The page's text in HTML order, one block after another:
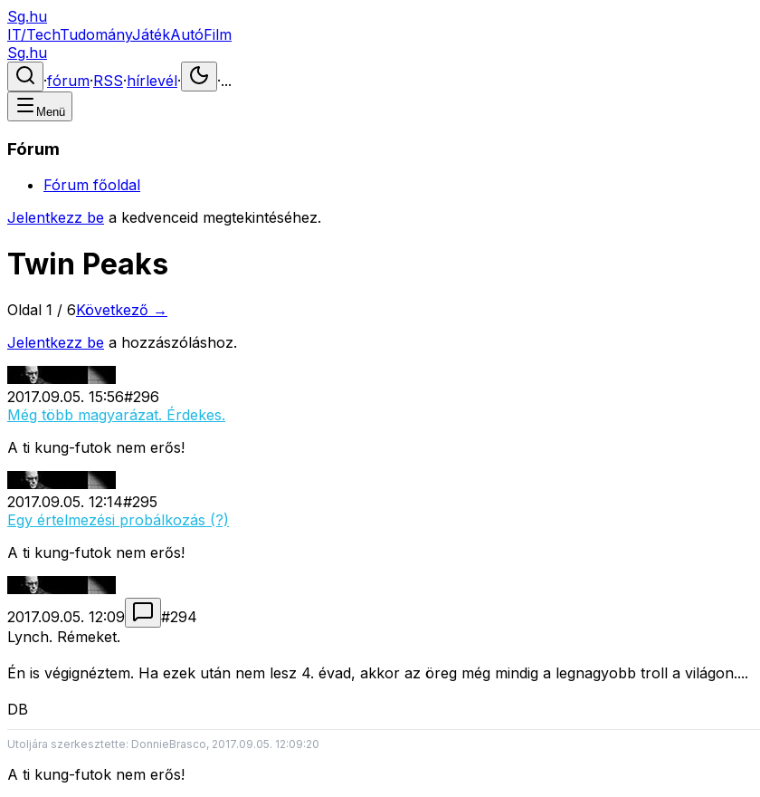
Sg.hu
IT/TechTudományJátékAutóFilm
Sg.hu
·fórum·RSS·hírlevél· ·...
Menü
Fórum
Fórum főoldal
Jelentkezz be a kedvenceid megtekintéséhez.
Twin Peaks
Oldal 1 / 6Következő →
Jelentkezz be a hozzászóláshoz.
2017.09.05. 15:56#296
Még több magyarázat. Érdekes.
A ti kung-futok nem erős!
2017.09.05. 12:14#295
Egy értelmezési probálkozás (?)
A ti kung-futok nem erős!
2017.09.05. 12:09 #294
Lynch. Rémeket.
Én is végignéztem. Ha ezek után nem lesz 4. évad, akkor az öreg még mindig a legnagyobb troll a világon....
DB
Utoljára szerkesztette: DonnieBrasco, 2017.09.05. 12:09:20
A ti kung-futok nem erős!